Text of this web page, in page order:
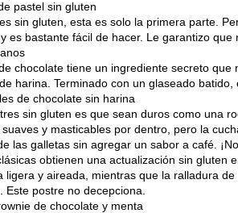
pastel sin gluten
sin gluten, esta es solo la primera parte.
es bastante fácil de hacer. Le garantizo
chocolate tiene un ingrediente secreto
harina. Terminado con un glaseado
de chocolate sin harina
sin gluten es que sean duros como una
y masticables por dentro, pero la
las galletas sin agregar un sabor a café.
obtienen una actualización sin
ligera y aireada, mientras que la ralladura
postre no decepciona.
de chocolate y menta